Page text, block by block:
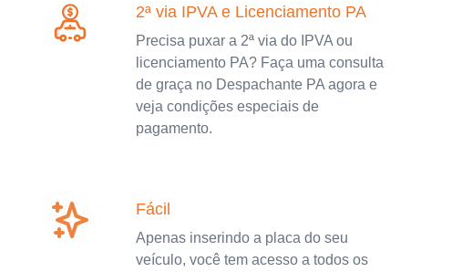
2ª via IPVA e Licenciamento PA
Precisa puxar a 2ª via do IPVA ou
licenciamento PA? Faça uma consulta
de graça no Despachante PA agora e
veja condições especiais de
pagamento.
Fácil
Apenas inserindo a placa do seu
veículo, você tem acesso a todos os